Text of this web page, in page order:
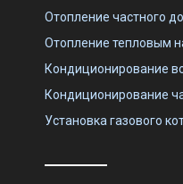
Отопление частного
Отопление тепловым
Кондиционирование
Кондиционирование
Установка газового